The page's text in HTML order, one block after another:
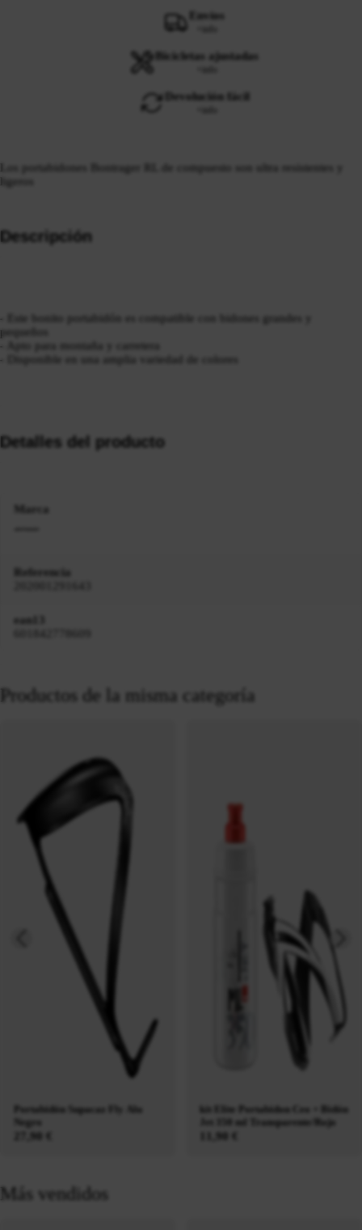
Envíos
Bicicletas ajustadas
Devolución fácil
Los portabidones Bontrager RL de compuesto son ultra resistentes y
ligeros
Descripción
- Este bonito portabidón es compatible con bidones grandes y
pequeños
- Apto para montaña y carretera
- Disponible en una amplia variedad de colores
Detalles del producto
Marca
Referencia
ean13
Productos de la misma categoría
Portabidón Supacaz Fly Alu
Negro
kit Elite Portabidon Ceo + Bidón
Jet 350 ml Transparente/Rojo
Más vendidos